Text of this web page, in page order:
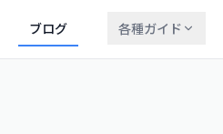
ブログ 各種ガイド